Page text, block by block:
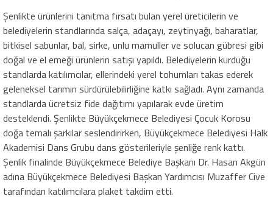
Şenlikte ürünlerini tanıtma fırsatı bulan yerel üreticilerin ve
belediyelerin standlarında salça, adaçayı, zeytinyağı, baharatlar,
bitkisel sabunlar, bal, sirke, unlu mamuller ve solucan gübresi gibi
doğal ve el emeği ürünlerin satışı yapıldı. Belediyelerin kurduğu
standlarda katılımcılar, ellerindeki yerel tohumları takas ederek
geleneksel tarımın sürdürülebilirliğine katkı sağladı. Aynı zamanda
standlarda ücretsiz fide dağıtımı yapılarak evde üretim
desteklendi. Şenlikte Büyükçekmece Belediyesi Çocuk Korosu
doğa temalı şarkılar seslendirirken, Büyükçekmece Belediyesi Halk
Akademisi Dans Grubu dans gösterileriyle şenliğe renk kattı.
Şenlik finalinde Büyükçekmece Belediye Başkanı Dr. Hasan Akgün
adına Büyükçekmece Belediyesi Başkan Yardımcısı Muzaffer Cive
tarafından katılımcılara plaket takdim etti.